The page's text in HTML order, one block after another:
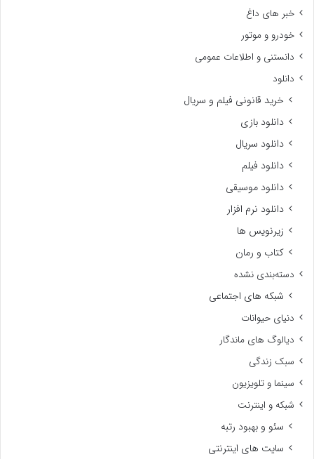
خبر های داغ
خودرو و موتور
دانستنی و اطلاعات عمومی
دانلود
خرید قانونی فیلم و سریال
دانلود بازی
دانلود سریال
دانلود فیلم
دانلود موسیقی
دانلود نرم افزار
زیرنویس ها
کتاب و رمان
دسته‌بندی نشده
شبکه های اجتماعی
دنیای حیوانات
دیالوگ های ماندگار
سبک زندگی
سینما و تلویزیون
شبکه و اینترنت
سئو و بهبود رتبه
سایت های اینترنتی